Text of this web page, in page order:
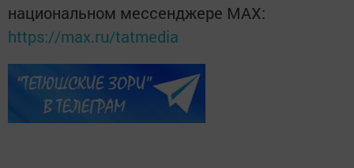
национальном мессенджере MАХ:
https://max.ru/tatmedia